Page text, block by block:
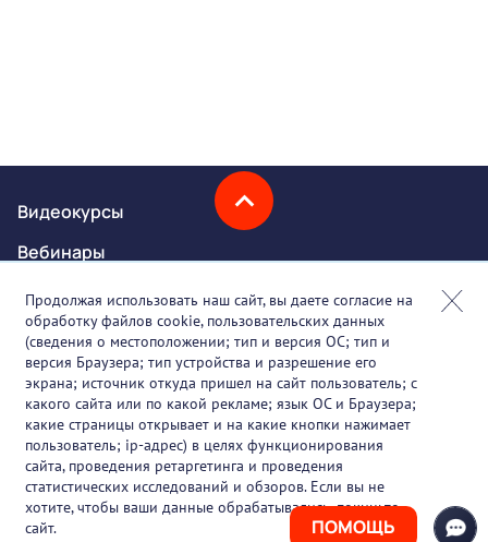
ПОМОЩЬ
Видеокурсы
Вебинары
Онлайн-события
Партнеры
О проекте
Вакансии
Блог
Контакты
Продолжая использовать наш сайт, вы даете согласие на
обработку файлов cookie, пользовательских данных
(сведения о местоположении; тип и версия ОС; тип и
версия Браузера; тип устройства и разрешение его
экрана; источник откуда пришел на сайт пользователь; с
какого сайта или по какой рекламе; язык ОС и Браузера;
какие страницы открывает и на какие кнопки нажимает
пользователь; ip-адрес) в целях функционирования
сайта, проведения ретаргетинга и проведения
статистических исследований и обзоров. Если вы не
хотите, чтобы ваши данные обрабатывались, покиньте
сайт.